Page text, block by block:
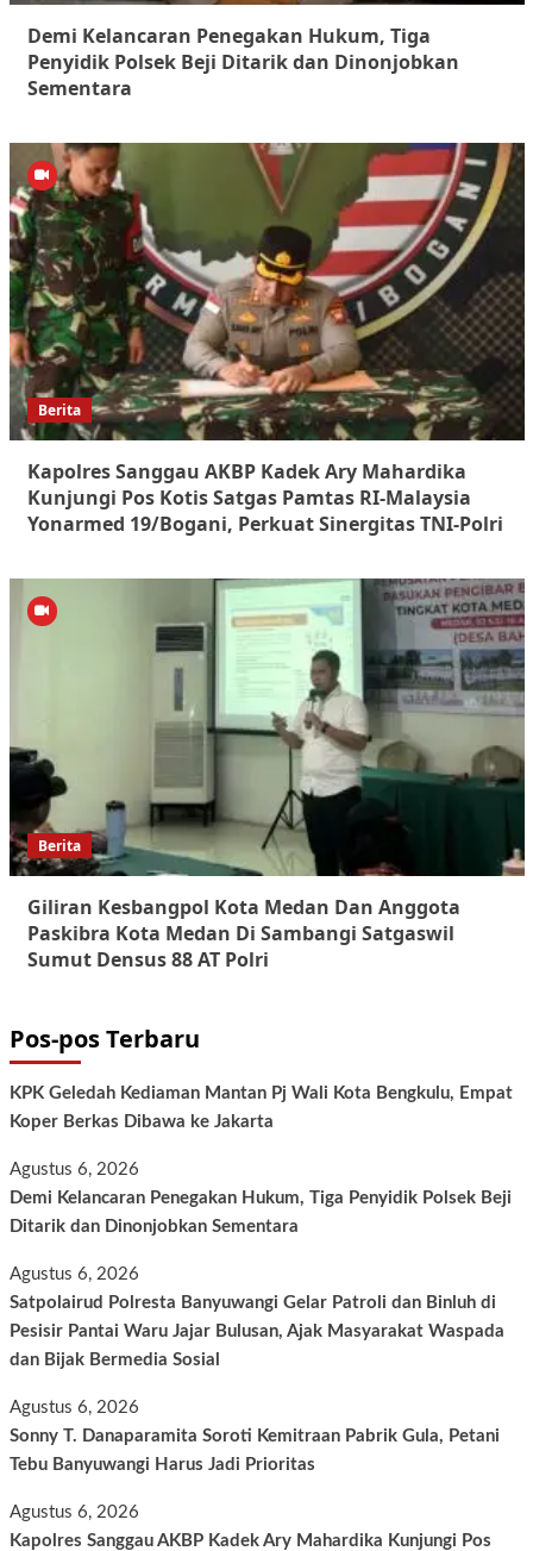
Demi Kelancaran Penegakan Hukum, Tiga
Penyidik Polsek Beji Ditarik dan Dinonjobkan
Sementara
Berita
Kapolres Sanggau AKBP Kadek Ary Mahardika
Kunjungi Pos Kotis Satgas Pamtas RI-Malaysia
Yonarmed 19/Bogani, Perkuat Sinergitas TNI-Polri
Berita
Giliran Kesbangpol Kota Medan Dan Anggota
Paskibra Kota Medan Di Sambangi Satgaswil
Sumut Densus 88 AT Polri
Pos-pos Terbaru
KPK Geledah Kediaman Mantan Pj Wali Kota Bengkulu, Empat
Koper Berkas Dibawa ke Jakarta
Agustus 6, 2026
Demi Kelancaran Penegakan Hukum, Tiga Penyidik Polsek Beji
Ditarik dan Dinonjobkan Sementara
Agustus 6, 2026
Satpolairud Polresta Banyuwangi Gelar Patroli dan Binluh di
Pesisir Pantai Waru Jajar Bulusan, Ajak Masyarakat Waspada
dan Bijak Bermedia Sosial
Agustus 6, 2026
Sonny T. Danaparamita Soroti Kemitraan Pabrik Gula, Petani
Tebu Banyuwangi Harus Jadi Prioritas
Agustus 6, 2026
Kapolres Sanggau AKBP Kadek Ary Mahardika Kunjungi Pos